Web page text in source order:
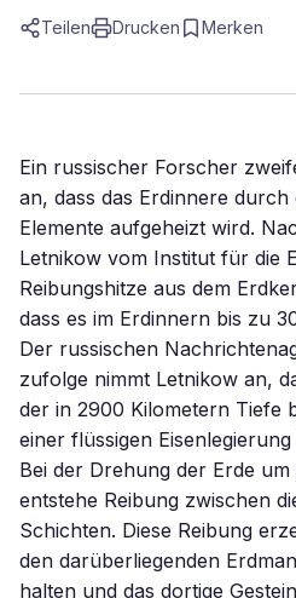
Teilen Drucken Merken
Ein russischer Forscher
an, dass das Erdinnere
Elemente aufgeheizt wird.
Letnikow vom Institut für die
Reibungshitze aus dem
dass es im Erdinnern bis zu
Der russischen
zufolge nimmt Letnikow an,
der in 2900 Kilometern Tiefe
einer flüssigen
Bei der Drehung der Erde
entstehe Reibung zwischen
Schichten. Diese Reibung
den darüberliegenden
halten und das dortige